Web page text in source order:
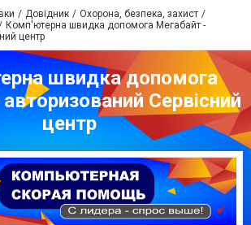
Довідник
Охорона, безпека, захист
Комп'ютерна швидка допомога Мегабайт -
центр
швидка допомога
Сервісний
центр